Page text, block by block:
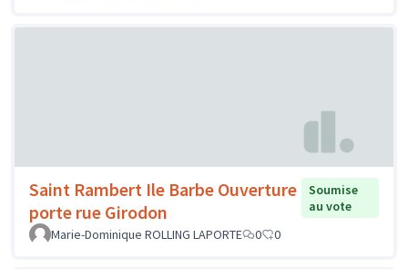
Saint Rambert Ile Barbe Ouverture
porte rue Girodon
Soumise
au vote
Marie-Dominique ROLLING LAPORTE
0 0